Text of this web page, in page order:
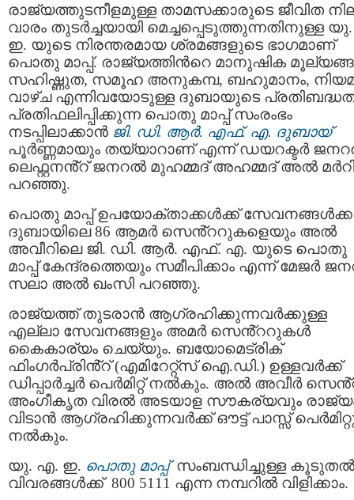
രാജ്യത്തുടനീളമുള്ള താമസക്കാരുടെ ജീവിത
വാരം തുടർച്ചയായി മെച്ചപ്പെടുത്തുന്നതിനുള്ള
ഇ. യുടെ നിരന്തരമായ ശ്രമങ്ങളുടെ ഭാഗമാണ്
പൊതു മാപ്പ്. രാജ്യത്തിൻറെ മാനുഷിക
സഹിഷ്ണുത, സമൂഹ അനുകമ്പ, ബഹുമാനം,
വാഴ്ച എന്നിവയോടുള്ള ദുബായുടെ
പ്രതിഫലിപ്പിക്കുന്ന പൊതു മാപ്പ് സംരംഭം
നടപ്പിലാക്കാൻ ജി. ഡി. ആർ. എഫ്. എ. ദുബായ്
പൂർണ്ണമായും തയ്യാറാണ് എന്ന് ഡയറക്ടർ
ലെഫ്റ്റനൻ്റ് ജനറൽ മുഹമ്മദ് അഹമ്മദ് അൽ മർറി
പറഞ്ഞു.
പൊതു മാപ്പ് ഉപയോക്താക്കൾക്ക്
ദുബായിലെ 86 ആമർ സെൻ്ററുകളെയും അൽ
അവീറിലെ ജി. ഡി. ആർ. എഫ്. എ. യുടെ പൊതു
മാപ്പ് കേന്ദ്രത്തെയും സമീപിക്കാം എന്ന് മേജർ
സലാ അൽ ഖംസി പറഞ്ഞു.
രാജ്യത്ത് തുടരാൻ ആഗ്രഹിക്കുന്നവർക്കുള്ള
എല്ലാ സേവനങ്ങളും അമർ സെൻ്ററുകൾ
കൈകാര്യം ചെയ്യും. ബയോമെട്രിക്
ഫിംഗർപ്രിൻ്റ് (എമിറേറ്റ്സ് ഐ.ഡി.) ഉള്ളവർക്ക്
ഡിപ്പാർച്ചർ പെർമിറ്റ് നൽകും. അൽ അവീർ
അംഗീകൃത വിരൽ അടയാള സൗകര്യവും
വിടാൻ ആഗ്രഹിക്കുന്നവർക്ക് ഔട്ട് പാസ്സ്
നൽകും.
യു. എ. ഇ. പൊതു മാപ്പ് സംബന്ധിച്ചുള്ള കൂടുതൽ
വിവരങ്ങൾക്ക് 800 5111 എന്ന നമ്പറിൽ വിളിക്കാം.